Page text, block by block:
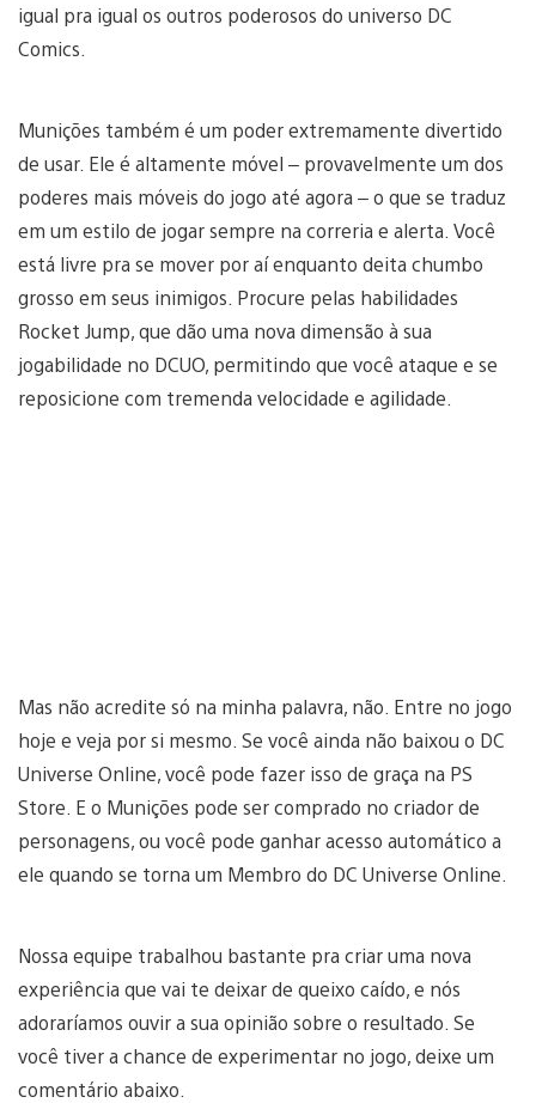
igual pra igual os outros poderosos do universo DC
Comics.
Munições também é um poder extremamente divertido
de usar. Ele é altamente móvel – provavelmente um dos
poderes mais móveis do jogo até agora – o que se traduz
em um estilo de jogar sempre na correria e alerta. Você
está livre pra se mover por aí enquanto deita chumbo
grosso em seus inimigos. Procure pelas habilidades
Rocket Jump, que dão uma nova dimensão à sua
jogabilidade no DCUO, permitindo que você ataque e se
reposicione com tremenda velocidade e agilidade.
Mas não acredite só na minha palavra, não. Entre no jogo
hoje e veja por si mesmo. Se você ainda não baixou o DC
Universe Online, você pode fazer isso de graça na PS
Store. E o Munições pode ser comprado no criador de
personagens, ou você pode ganhar acesso automático a
ele quando se torna um Membro do DC Universe Online.
Nossa equipe trabalhou bastante pra criar uma nova
experiência que vai te deixar de queixo caído, e nós
adoraríamos ouvir a sua opinião sobre o resultado. Se
você tiver a chance de experimentar no jogo, deixe um
comentário abaixo.